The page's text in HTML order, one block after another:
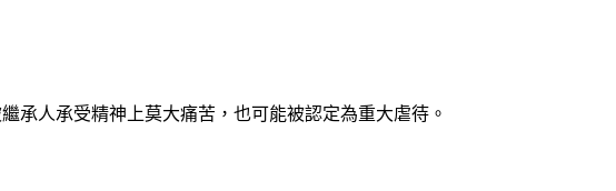
承人承受精神上莫大痛苦，也可能被認定為重大虐待。